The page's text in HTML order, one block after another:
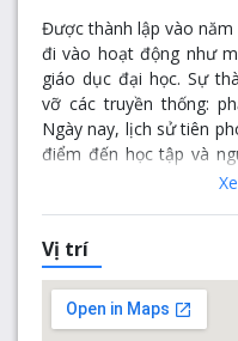
Được thành lập vào
đi vào hoạt động như
giáo dục đại học. Sự
vỡ các truyền thống:
Ngày nay, lịch sử tiên
điểm đến học tập và
Được quốc tế công
trong top 2% các trường
10 tại Úc.
Với những phát minh
Vị trí